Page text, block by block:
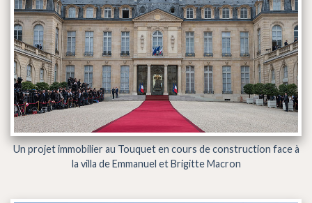
Un projet immobilier au Touquet en cours de construction face à
la villa de Emmanuel et Brigitte Macron